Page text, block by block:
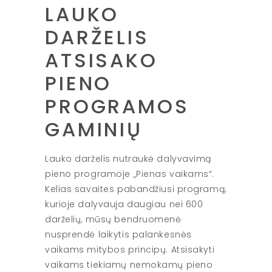
LAUKO
DARŽELIS
ATSISAKO
PIENO
PROGRAMOS
GAMINIŲ
Lauko darželis nutraukė dalyvavimą
pieno programoje „Pienas vaikams“.
Kelias savaites pabandžiusi programą,
kurioje dalyvauja daugiau nei 600
darželių, mūsų bendruomenė
nusprendė laikytis palankesnės
vaikams mitybos principų. Atsisakyti
vaikams tiekiamų nemokamų pieno